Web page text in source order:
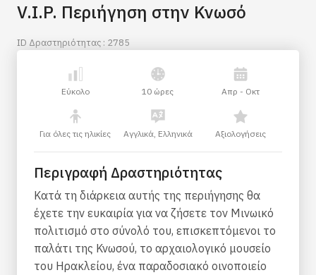
V.I.P. Περιήγηση στην Κνωσό
ID Δραστηριότητας : 2785
Εύκολο 10 ώρες Απρ - Οκτ
Για όλες τις ηλικίες Αγγλικά, Ελληνικά Αξιολογήσεις
Περιγραφή Δραστηριότητας
Κατά τη διάρκεια αυτής της περιήγησης θα
έχετε την ευκαιρία για να ζήσετε τον Μινωικό
πολιτισμό στο σύνολό του, επισκεπτόμενοι το
παλάτι της Κνωσού, το αρχαιολογικό μουσείο
του Ηρακλείου, ένα παραδοσιακό οινοποιείο